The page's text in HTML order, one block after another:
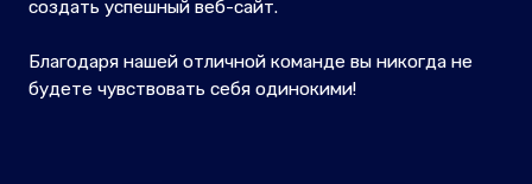
создать успешный веб-сайт.
Благодаря нашей отличной команде вы никогда не
будете чувствовать себя одинокими!